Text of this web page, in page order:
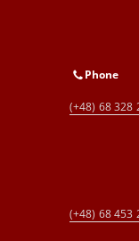
Phone
(+48) 68 328
(+48) 68 453